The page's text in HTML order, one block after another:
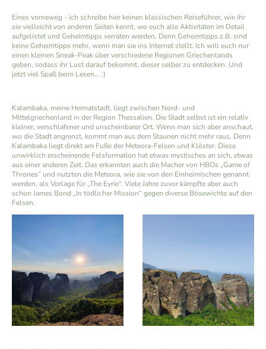
Eines vorneweg - ich schreibe hier keinen klassischen Reiseführer, wie ihr
sie vielleicht von anderen Seiten kennt, wo euch alle Aktivitäten im Detail
aufgelistet und Geheimtipps verraten werden. Denn Geheimtipps z.B. sind
keine Geheimtipps mehr, wenn man sie ins Internet stellt. Ich will euch nur
einen kleinen Sneak-Peak über verschiedene Regionen Griechenlands
geben, sodass ihr Lust darauf bekommt, dieser selber zu entdecken. Und
jetzt viel Spaß beim Lesen... :)
Kalambaka, meine Heimatstadt, liegt zwischen Nord- und
Mittelgriechenland in der Region Thessalien. Die Stadt selbst ist ein relativ
kleiner, verschlafener und unscheinbarer Ort. Wenn man sich aber anschaut,
wo die Stadt angrenzt, kommt man aus dem Staunen nicht mehr raus. Denn
Kalambaka liegt direkt am Fuße der Meteora-Felsen und Klöster. Diese
unwirklich erscheinende Felsformation hat etwas mystisches an sich, etwas
aus einer anderen Zeit. Das erkannten auch die Macher von HBOs „Game of
Thrones“ und nutzten die Meteora, wie sie von den Einheimischen genannt
werden, als Vorlage für „The Eyrie“. Viele Jahre zuvor kämpfte aber auch
schon James Bond „In tödlicher Mission“ gegen diverse Bösewichte auf den
Felsen.